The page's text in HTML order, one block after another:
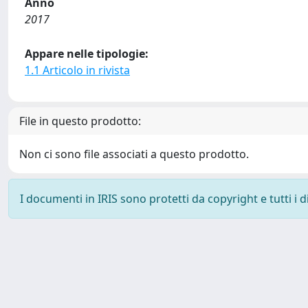
2017
Appare nelle tipologie:
1.1 Articolo in rivista
File in questo prodotto:
Non ci sono file associati a questo prodotto.
I documenti in IRIS sono protetti da copyright e tutti i